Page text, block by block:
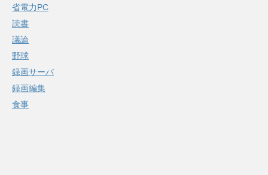
省電力PC
読書
議論
野球
録画サーバ
録画編集
食事